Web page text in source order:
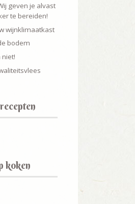
geven je alvast
te bereiden!
wijnklimaatkast
bodem
niet!
koken